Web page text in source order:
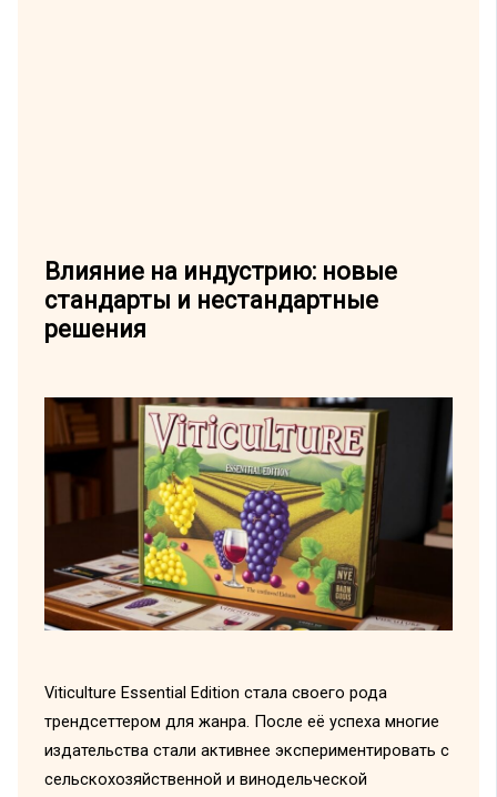
Влияние на индустрию: новые
стандарты и нестандартные
решения
Viticulture Essential Edition стала своего рода
трендсеттером для жанра. После её успеха многие
издательства стали активнее экспериментировать с
сельскохозяйственной и винодельческой